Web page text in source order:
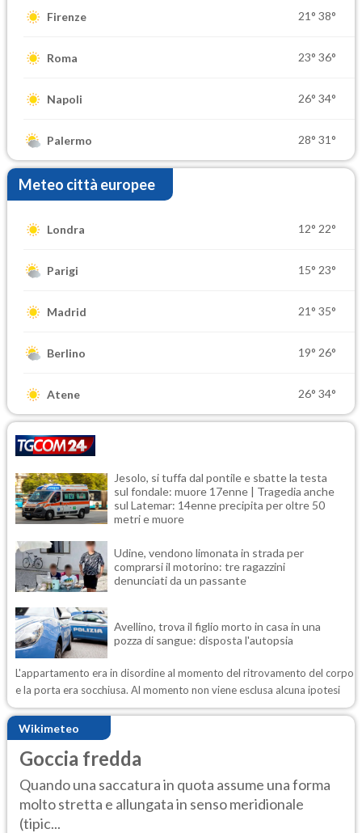
Firenze 21° 38°
Roma 23° 36°
Napoli 26° 34°
Palermo 28° 31°
Meteo città europee
Londra 12° 22°
Parigi 15° 23°
Madrid 21° 35°
Berlino 19° 26°
Atene 26° 34°
Jesolo, si tuffa dal pontile e sbatte la testa
sul fondale: muore 17enne | Tragedia anche
sul Latemar: 14enne precipita per oltre 50
metri e muore
Udine, vendono limonata in strada per
comprarsi il motorino: tre ragazzini
denunciati da un passante
Avellino, trova il figlio morto in casa in una
pozza di sangue: disposta l'autopsia
L'appartamento era in disordine al momento del ritrovamento del corpo
e la porta era socchiusa. Al momento non viene esclusa alcuna ipotesi
Wikimeteo
Goccia fredda
Quando una saccatura in quota assume una forma
molto stretta e allungata in senso meridionale
(tipic...